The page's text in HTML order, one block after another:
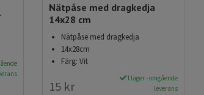
Nätpåse med dragkedja
14x28 cm
Nätpåse med dragkedja
14x28cm
Färg: Vit
15 kr
I lager - omgående
leverans